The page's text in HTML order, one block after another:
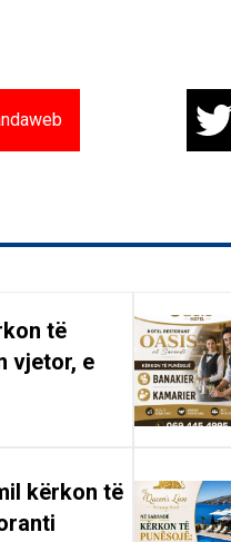
të
vjetor, e
kërkon të